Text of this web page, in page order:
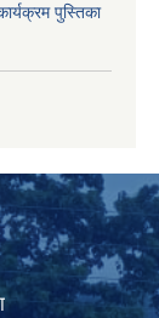
पुस्तिका